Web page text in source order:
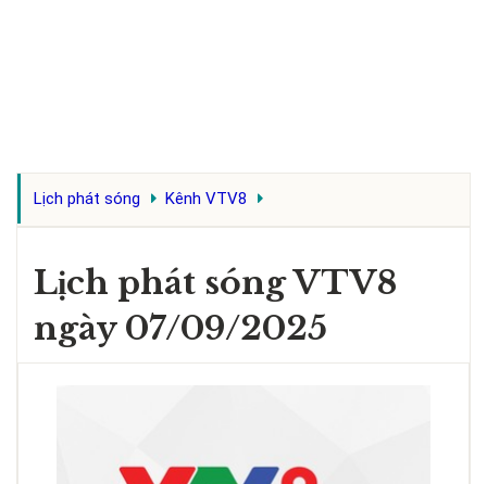
Lịch phát sóng Kênh VTV8
Lịch phát sóng VTV8
ngày 07/09/2025